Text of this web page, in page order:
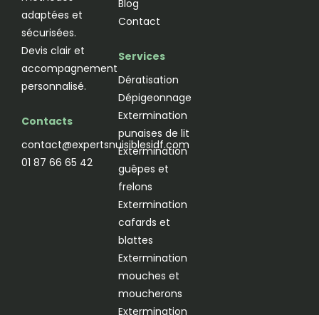
adaptées et
sécurisées.
Devis clair et
accompagnement
personnalisé.
Contacts
contact@expertsnuisiblesidf.com
01 87 66 65 42
Blog
Contact
Services
Dératisation
Dépigeonnage
Extermination
punaises de lit
Extermination
guêpes et
frelons
Extermination
cafards et
blattes
Extermination
mouches et
moucherons
Extermination